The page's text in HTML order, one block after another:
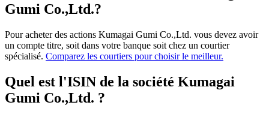
Gumi Co.,Ltd.?
Pour acheter des actions Kumagai Gumi Co.,Ltd. vous devez avoir
un compte titre, soit dans votre banque soit chez un courtier
spécialisé. Comparez les courtiers pour choisir le meilleur.
Quel est l'ISIN de la société Kumagai
Gumi Co.,Ltd. ?